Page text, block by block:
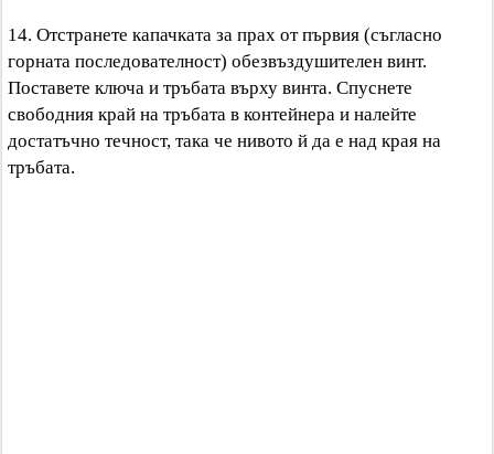
14. Отстранете капачката за прах от първия (съгласно
горната последователност) обезвъздушителен винт.
Поставете ключа и тръбата върху винта. Спуснете
свободния край на тръбата в контейнера и налейте
достатъчно течност, така че нивото й да е над края на
тръбата.